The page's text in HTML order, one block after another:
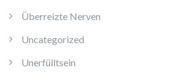
Überreizte Nerven
Uncategorized
Unerfülltsein